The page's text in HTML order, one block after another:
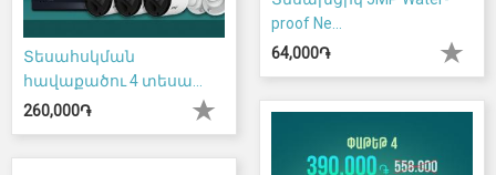
proof Ne...
64,000֏
Տեսահսկման
հավաքածու 4 տեսա...
260,000֏